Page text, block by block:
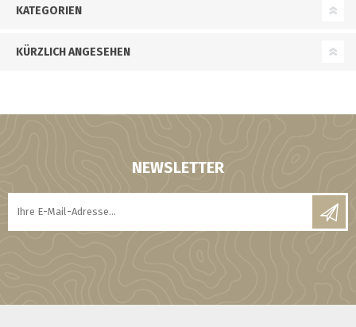
KATEGORIEN
KÜRZLICH ANGESEHEN
NEWSLETTER